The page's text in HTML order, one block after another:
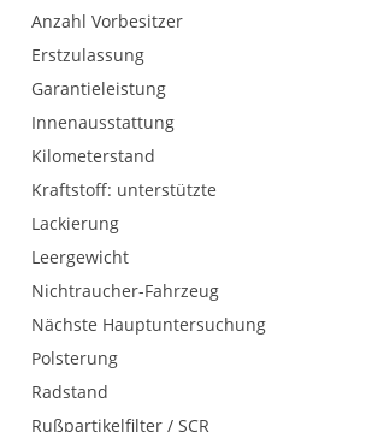
Anzahl Vorbesitzer
Erstzulassung
Garantieleistung
Innenausstattung
Kilometerstand
Kraftstoff: unterstützte
Lackierung
Leergewicht
Nichtraucher-Fahrzeug
Nächste Hauptuntersuchung
Polsterung
Radstand
Rußpartikelfilter / SCR